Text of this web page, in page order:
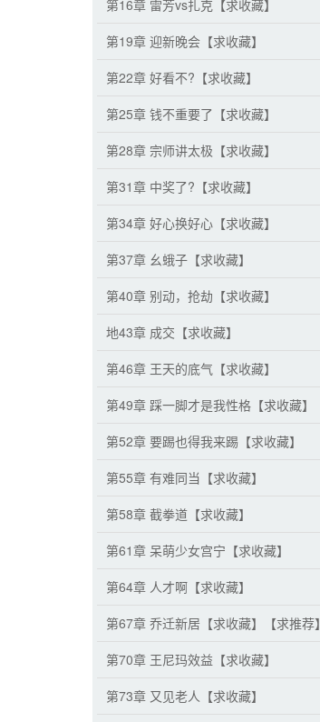
第16章 雷芳vs扎克【求收藏】
第19章 迎新晚会【求收藏】
第22章 好看不?【求收藏】
第25章 钱不重要了【求收藏】
第28章 宗师讲太极【求收藏】
第31章 中奖了?【求收藏】
第34章 好心换好心【求收藏】
第37章 幺蛾子【求收藏】
第40章 别动，抢劫【求收藏】
地43章 成交【求收藏】
第46章 王天的底气【求收藏】
第49章 踩一脚才是我性格【求收藏】
第52章 要踢也得我来踢【求收藏】
第55章 有难同当【求收藏】
第58章 截拳道【求收藏】
第61章 呆萌少女宫宁【求收藏】
第64章 人才啊【求收藏】
第67章 乔迁新居【求收藏】【求推荐】
第70章 王尼玛效益【求收藏】
第73章 又见老人【求收藏】